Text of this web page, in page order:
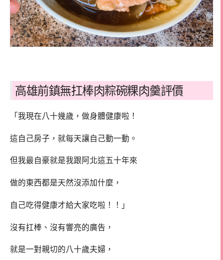
高雄前鎮無扛棒肉粽碗粿肉羹評價
「我現在八十幾歲，做身體健康啦！
這自己房子，就每天讓自己動一動。
但我最自豪就是我跟阿北這五十年來
做的東西都是天然沒添加什麼，
自己吃得健康才給大家吃啦！！」
沒有扛棒、沒有響亮的廣告，
就是一對親切的八十歲夫婦，